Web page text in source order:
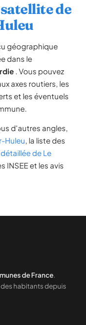
de
géographique
dans le
. Vous pouvez
axes routiers, les
et les éventuels
d'autres angles,
Huleu, la liste des
de Le
INSEE et les avis
de France.
des habitants depuis